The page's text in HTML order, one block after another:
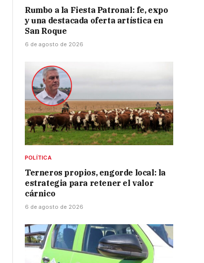
Rumbo a la Fiesta Patronal: fe, expo
y una destacada oferta artística en
San Roque
6 de agosto de 2026
POLÍTICA
Terneros propios, engorde local: la
estrategia para retener el valor
cárnico
6 de agosto de 2026